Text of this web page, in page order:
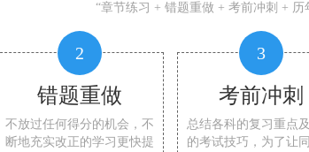
“章节练习 + 错题重做 + 考前冲刺 +
2
错题重做
不放过任何得分的机会，不
断地充实改正的学习更快提
3
考前冲刺
总结各科的复习重点
的考试技巧，为了让